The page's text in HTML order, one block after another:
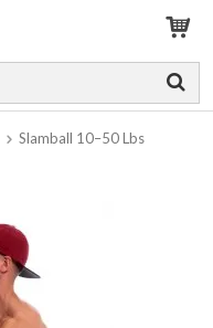
Slamball 10–50 Lbs